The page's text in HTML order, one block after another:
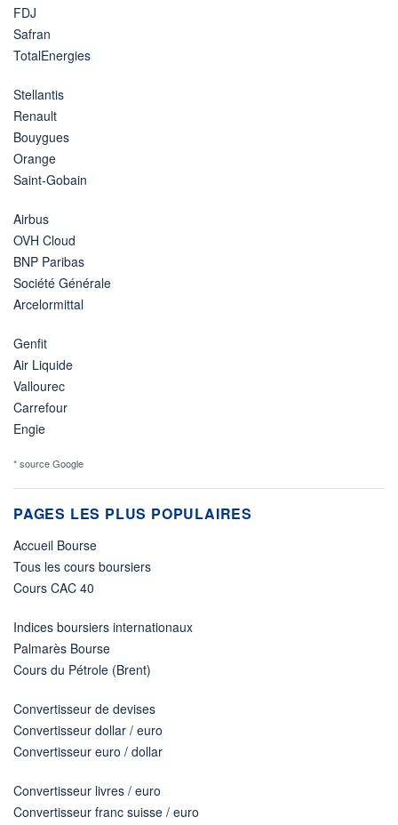
FDJ
Safran
TotalEnergies
Stellantis
Renault
Bouygues
Orange
Saint-Gobain
Airbus
OVH Cloud
BNP Paribas
Société Générale
Arcelormittal
Genfit
Air Liquide
Vallourec
Carrefour
Engie
* source Google
PAGES LES PLUS POPULAIRES
Accueil Bourse
Tous les cours boursiers
Cours CAC 40
Indices boursiers internationaux
Palmarès Bourse
Cours du Pétrole (Brent)
Convertisseur de devises
Convertisseur dollar / euro
Convertisseur euro / dollar
Convertisseur livres / euro
Convertisseur franc suisse / euro